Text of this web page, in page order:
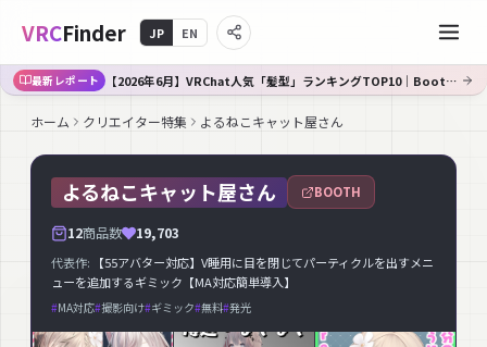
VRCFinder JP EN
最新レポート 【2026年6月】VRChat人気「髪型」ランキングTOP10｜Booth傾向分析
ホーム クリエイター特集 よるねこキャット屋さん
よるねこキャット屋さん BOOTH
12商品数 19,703
代表作:
【55アバター対応】V睡用に目を閉じてパーティクルを出すメニ
ューを追加するギミック【MA対応簡単導入】
#MA対応#撮影向け#ギミック#無料#発光